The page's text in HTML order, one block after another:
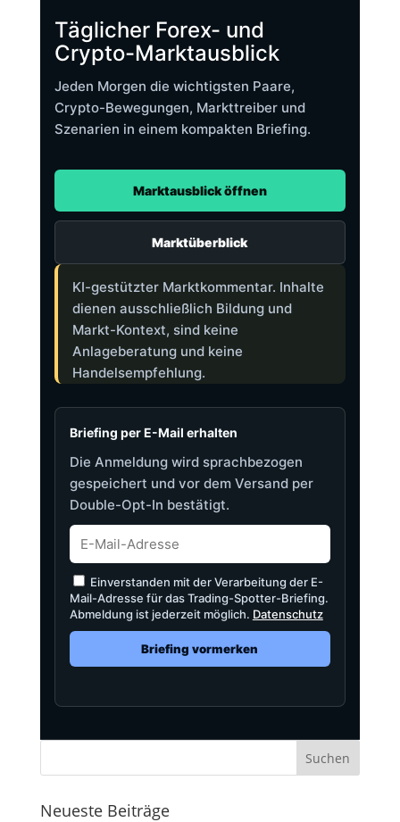
Täglicher Forex- und
Crypto-Marktausblick
Jeden Morgen die wichtigsten Paare,
Crypto-Bewegungen, Markttreiber und
Szenarien in einem kompakten Briefing.
Marktausblick öffnen
Marktüberblick
KI-gestützter Marktkommentar. Inhalte
dienen ausschließlich Bildung und
Markt-Kontext, sind keine
Anlageberatung und keine
Handelsempfehlung.
Briefing per E-Mail erhalten
Die Anmeldung wird sprachbezogen
gespeichert und vor dem Versand per
Double-Opt-In bestätigt.
Einverstanden mit der Verarbeitung der E-
Mail-Adresse für das Trading-Spotter-Briefing.
Abmeldung ist jederzeit möglich. Datenschutz
Briefing vormerken
Neueste Beiträge